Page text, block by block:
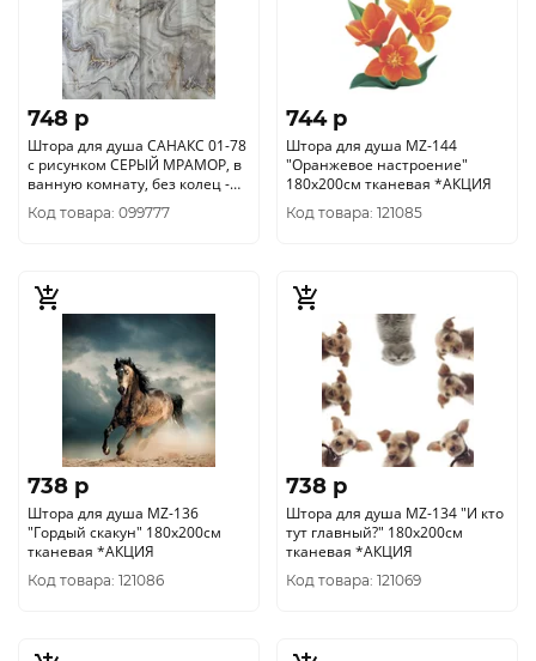
748 p
Штора для душа САНАКС 01-78
с рисунком СЕРЫЙ МРАМОР, в
ванную комнату, без колец -
полиэстэр
Код товара: 099777
744 p
Штора для душа MZ-144
"Оранжевое настроение"
180х200см тканевая *АКЦИЯ
Код товара: 121085
738 p
Штора для душа MZ-136
"Гордый скакун" 180х200см
тканевая *АКЦИЯ
Код товара: 121086
738 p
Штора для душа MZ-134 "И кто
тут главный?" 180х200см
тканевая *АКЦИЯ
Код товара: 121069